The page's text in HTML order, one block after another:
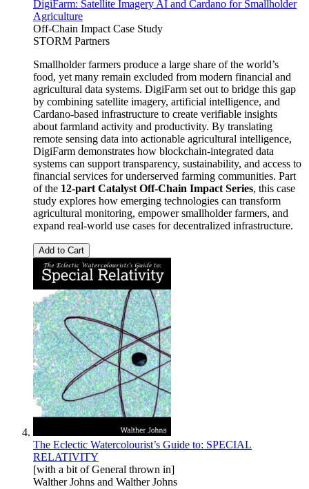
DigiFarm: Satellite Imagery AI and Cardano for Smallholder
Agriculture
Off-Chain Impact Case Study
STORM Partners
Smallholder farmers produce a large share of the world’s
food, yet many remain excluded from modern financial and
agricultural data systems. DigiFarm set out to bridge this gap
by combining satellite imagery, artificial intelligence, and
Cardano-based infrastructure to create verifiable insights
about farmland activity and productivity. By translating
remote sensing data into actionable agricultural intelligence,
DigiFarm demonstrates how blockchain-integrated data
systems can support transparency, sustainability, and access to
financial services for underserved farming communities. Part
of the 12-part Catalyst Off-Chain Impact Series, this case
study explores how emerging technologies can transform
agricultural monitoring, empower smallholder farmers, and
expand real-world use cases for decentralized infrastructure.
Add to Cart
The Eclectic Watercolourist’s Guide to: SPECIAL
RELATIVITY
[with a bit of General thrown in]
Walther Johns and Walther Johns